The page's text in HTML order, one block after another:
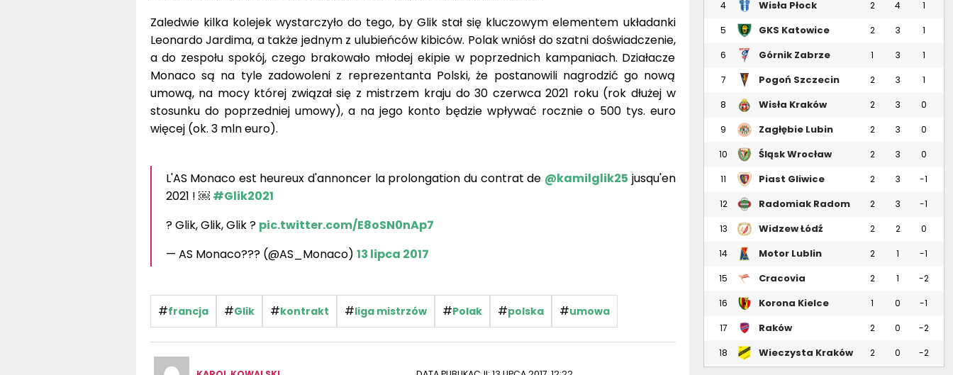
Zaledwie kilka kolejek wystarczyło do tego, by Glik stał się kluczowym elementem układanki
Leonardo Jardima, a także jednym z ulubieńców kibiców. Polak wniósł do szatni doświadczenie,
a do zespołu spokój, czego brakowało młodej ekipie w poprzednich kampaniach. Działacze
Monaco są na tyle zadowoleni z reprezentanta Polski, że postanowili nagrodzić go nową
umową, na mocy której związał się z mistrzem kraju do 30 czerwca 2021 roku (rok dłużej w
stosunku do poprzedniej umowy), a na jego konto będzie wpływać rocznie o 500 tys. euro
więcej (ok. 3 mln euro).
L'AS Monaco est heureux d'annoncer la prolongation du contrat de @kamilglik25 ​ jusqu'en
2021 ! ￼ #Glik2021
? Glik, Glik, Glik ? pic.twitter.com/E8oSN0nAp7
— AS Monaco??? (@AS_Monaco) 13 lipca 2017
#francja #Glik #kontrakt #liga mistrzów #Polak #polska #umowa
4 Wisła Płock 2 4 1
5 GKS Katowice 2 3 1
6 Górnik Zabrze 1 3 1
7 Pogoń Szczecin 2 3 1
8 Wisła Kraków 2 3 0
9 Zagłębie Lubin 2 3 0
10 Śląsk Wrocław 2 3 0
11 Piast Gliwice 2 3 -1
12 Radomiak Radom 2 3 -1
13 Widzew Łódź 2 2 0
14 Motor Lublin 2 1 -1
15 Cracovia 2 1 -2
16 Korona Kielce 1 0 -1
17
Raków
2 0 -2
18 Wieczysta Kraków 2 0 -2